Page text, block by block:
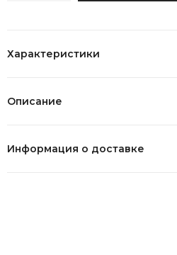
Характеристики
Описание
Информация о доставке